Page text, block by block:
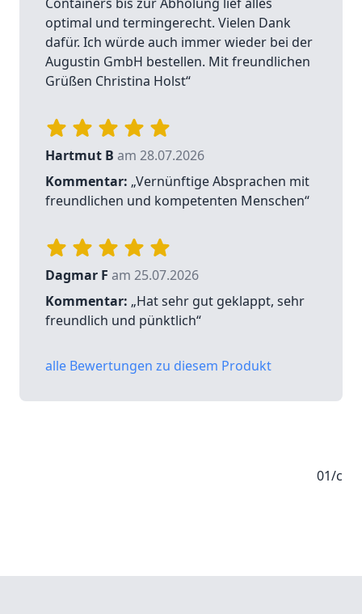
Containers bis zur Abholung lief alles
optimal und termingerecht. Vielen Dank
dafür. Ich würde auch immer wieder bei der
Augustin GmbH bestellen. Mit freundlichen
Grüßen Christina Holst“
Hartmut B am 28.07.2026
Kommentar: „Vernünftige Absprachen mit
freundlichen und kompetenten Menschen“
Dagmar F am 25.07.2026
Kommentar: „Hat sehr gut geklappt, sehr
freundlich und pünktlich“
alle Bewertungen zu diesem Produkt
01/c